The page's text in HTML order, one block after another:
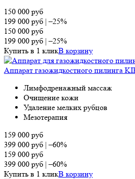
150 000 руб
199 000 руб |–25%
150 000 руб
199 000 руб |–25%
Купить в 1 кликВ корзину
Аппарат газожидкостного пилинга
Лимфодренажный массаж
Очищение кожи
Удаление мелких рубцов
Мезотерапия
159 000 руб
399 000 руб |–60%
159 000 руб
399 000 руб |–60%
Купить в 1 кликВ корзину